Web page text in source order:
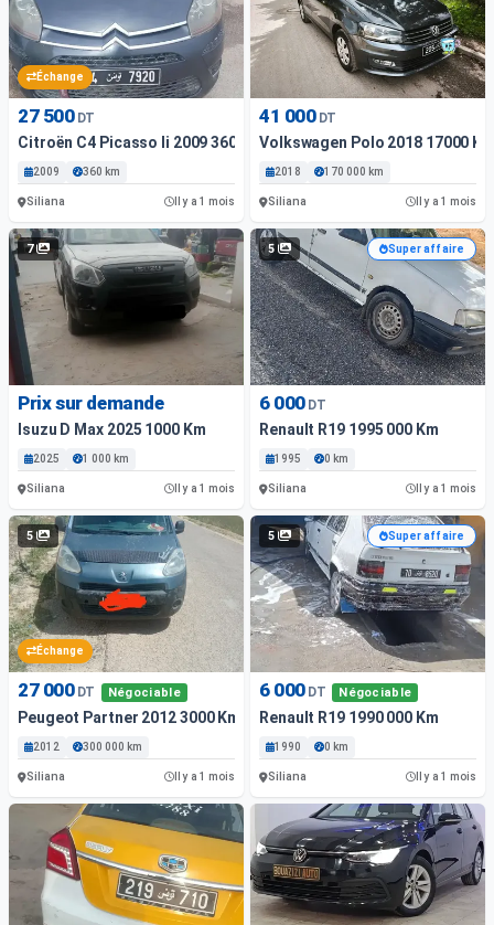
Échange
27 500 DT
Citroën C4 Picasso Ii 2009 360 Km
2009 360 km
Siliana Il y a 1 mois
41 000 DT
Volkswagen Polo 2018 17000
2018 170 000 km
Siliana Il y a 1 mois
7
Prix sur demande
Isuzu D Max 2025 1000 Km
2025 1 000 km
Siliana Il y a 1 mois
5 Super affaire
6 000 DT
Renault R19 1995 000 Km
1995 0 km
Siliana Il y a 1 mois
5
Échange
27 000 DT Négociable
Peugeot Partner 2012 3000 Km
2012 300 000 km
Siliana Il y a 1 mois
5 Super affaire
6 000 DT Négociable
Renault R19 1990 000 Km
1990 0 km
Siliana Il y a 1 mois